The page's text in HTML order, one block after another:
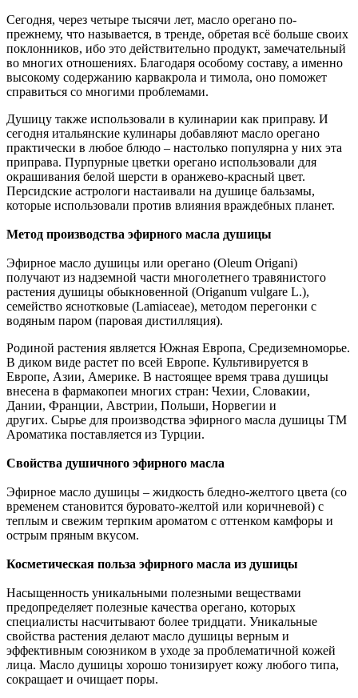
Сегодня, через четыре тысячи лет, масло орегано по-
прежнему, что называется, в тренде, обретая всё больше своих
поклонников, ибо это действительно продукт, замечательный
во многих отношениях. Благодаря особому составу, а именно
высокому содержанию карвакрола и тимола, оно поможет
справиться со многими проблемами.
Душицу также использовали в кулинарии как приправу. И
сегодня итальянские кулинары добавляют масло орегано
практически в любое блюдо – настолько популярна у них эта
приправа. Пурпурные цветки орегано использовали для
окрашивания белой шерсти в оранжево-красный цвет.
Персидские астрологи настаивали на душице бальзамы,
которые использовали против влияния враждебных планет.
Метод производства эфирного масла душицы
Эфирное масло душицы или орегано (Oleum Origani)
получают из надземной части многолетнего травянистого
растения душицы обыкновенной (Origanum vulgare L.),
семейство яснотковые (Lamiaceae), методом перегонки с
водяным паром (паровая дистилляция).
Родиной растения является Южная Европа, Средиземноморье.
В диком виде растет по всей Европе. Культивируется в
Европе, Азии, Америке. В настоящее время трава душицы
внесена в фармакопеи многих стран: Чехии, Словакии,
Дании, Франции, Австрии, Польши, Норвегии и
других. Сырье для производства эфирного масла душицы ТМ
Ароматика поставляется из Турции.
Свойства душичного эфирного масла
Эфирное масло душицы – жидкость бледно-желтого цвета (со
временем становится буровато-желтой или коричневой) с
теплым и свежим терпким ароматом с оттенком камфоры и
острым пряным вкусом.
Косметическая польза эфирного масла из душицы
Насыщенность уникальными полезными веществами
предопределяет полезные качества орегано, которых
специалисты насчитывают более тридцати. Уникальные
свойства растения делают масло душицы верным и
эффективным союзником в уходе за проблематичной кожей
лица. Масло душицы хорошо тонизирует кожу любого типа,
сокращает и очищает поры.